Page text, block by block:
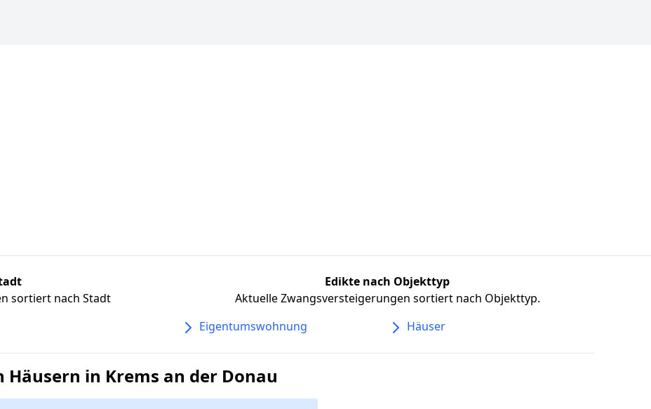
sortiert nach Stadt
Edikte nach Objekttyp
Aktuelle Zwangsversteigerungen sortiert nach Objekttyp.
Eigentumswohnung
Häuser
in Krems an der Donau